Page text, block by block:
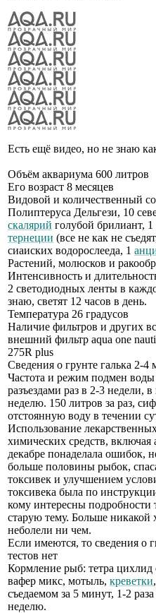
Есть ещё видео, но не знаю
Объём аквариума 600 литров
Его возраст 8 месяцев
Видовой и количественный
Полиптеруса Дельгези, 10
скалярий голубой брилиант, 1
тернеции (все не как не
сиаиских водорослееда, 1
Растений, молюсков и
Интенсивность и
2 светодиодных ленты в
знаю, светят 12 часов в день.
Температура 26 градусов
Наличие фильтров и других
внешний фильтр aqua one
275R plus
Сведения о грунте галька 2-4
Частота и режим подмен воды
разъездами раз в 2-3 недели, в
неделю. 150 литров за раз,
отстоянную воду в течении
Использование
химических средств,
декабре понаделала ошибок,
больше половины рыбок,
токсивек и улучшением
токсивека была по
кому интересны подробности
старую тему. Больше
неболели ни чем.
Если имеются, то сведения о
тестов нет
Кормление рыб: тетра цихлид
вафер микс, мотыль, креветки
съедаемом за 5 минут, 1-2
неделю.